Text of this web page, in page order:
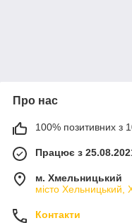
Про нас
100% позитивних з
Працює з
м. Хмельницький
місто Хельницький,
Контакти